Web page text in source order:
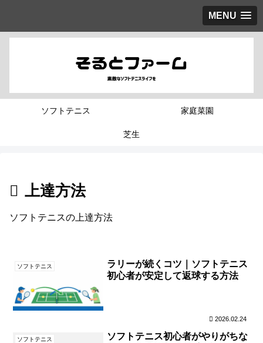
MENU
ソフトテニス 家庭菜園
芝生
上達方法
ソフトテニスの上達方法
ソフトテニス
ラリーが続くコツ｜ソフトテニス
初心者が安定して返球する方法
2026.02.24
ソフトテニス
ソフトテニス初心者がやりがちな